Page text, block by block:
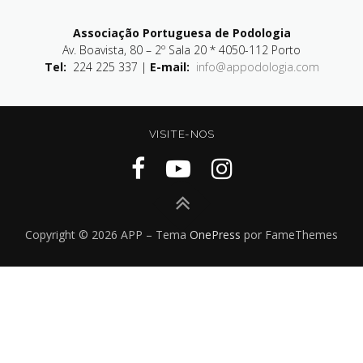
Associação Portuguesa de Podologia
Av. Boavista, 80 – 2º Sala 20 * 4050-112 Porto
Tel: 224 225 337 | E-mail: info@appodologia.com
VISITE-NOS
Copyright © 2026 APP – Tema OnePress por FameThemes